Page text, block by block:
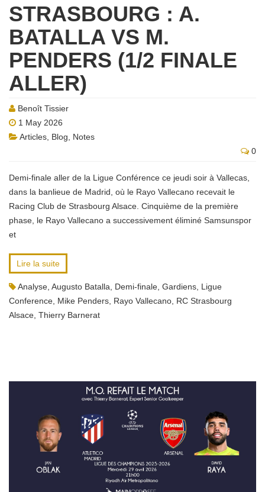
STRASBOURG : A.
BATALLA VS M.
PENDERS (1/2 FINALE
ALLER)
Benoît Tissier
1 May 2026
Articles Blog
Notes
0
Demi-finale aller de la Ligue Conférence ce jeudi soir à Vallecas,
dans la banlieue de Madrid, où le Rayo Vallecano recevait le
Racing Club de Strasbourg Alsace. Cinquième de la première
phase, le Rayo Vallecano a successivement éliminé Samsunspor
et
Lire la suite
Analyse Augusto Batalla Demi-finale Gardiens Ligue
Conference Mike Penders Rayo Vallecano RC Strasbourg
Alsace Thierry Barnerat